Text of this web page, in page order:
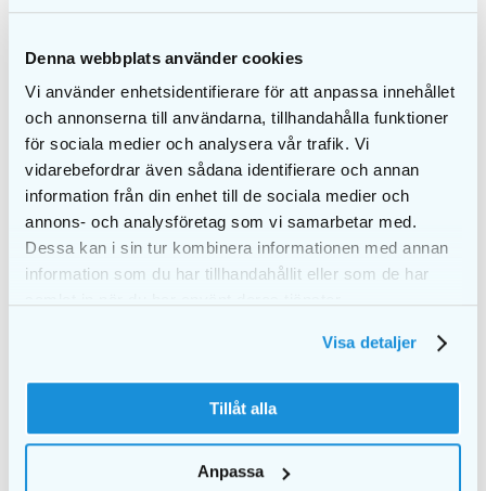
Denna webbplats använder cookies
Vi använder enhetsidentifierare för att anpassa innehållet
och annonserna till användarna, tillhandahålla funktioner
för sociala medier och analysera vår trafik. Vi
vidarebefordrar även sådana identifierare och annan
information från din enhet till de sociala medier och
annons- och analysföretag som vi samarbetar med.
Dessa kan i sin tur kombinera informationen med annan
information som du har tillhandahållit eller som de har
Visa detaljer
Tillåt alla
Anpassa
EKULF Tenderpicks
XS/S Blå
kr39,00
KJØP
EKULF TenderPicks
M/L Grønn
kr39,00
KJØP